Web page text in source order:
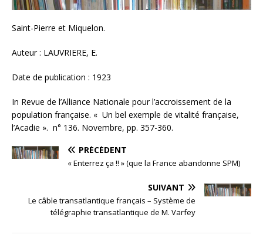
Saint-Pierre et Miquelon.
Auteur : LAUVRIERE, E.
Date de publication : 1923
In Revue de l’Alliance Nationale pour l’accroissement de la
population française. « Un bel exemple de vitalité française,
l’Acadie ». n° 136. Novembre, pp. 357-360.
PRÉCÉDENT
« Enterrez ça !! » (que la France abandonne SPM)
SUIVANT
Le câble transatlantique français – Système de
télégraphie transatlantique de M. Varfey